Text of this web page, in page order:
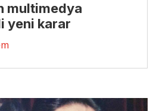
multimedya
yeni karar